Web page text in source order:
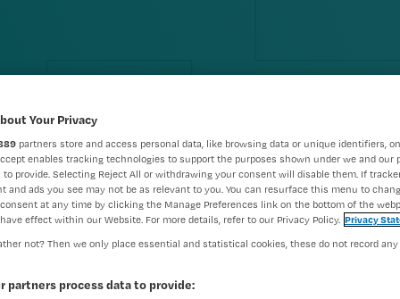
Uit de poll van nursing.nl kun je
Your Privacy
partners store and access personal data, like browsing data or unique identifiers,
enables tracking technologies to support the purposes shown under we and our
to provide. Selecting Reject All or withdrawing your consent will disable them. If
and ads you see may not be as relevant to you. You can resurface this menu to
at any time by clicking the Manage Preferences link on the bottom of the
effect within our Website. For more details, refer to our Privacy Policy. Privacy
not? Then we only place essential and statistical cookies, these do not record
partners process data to provide: